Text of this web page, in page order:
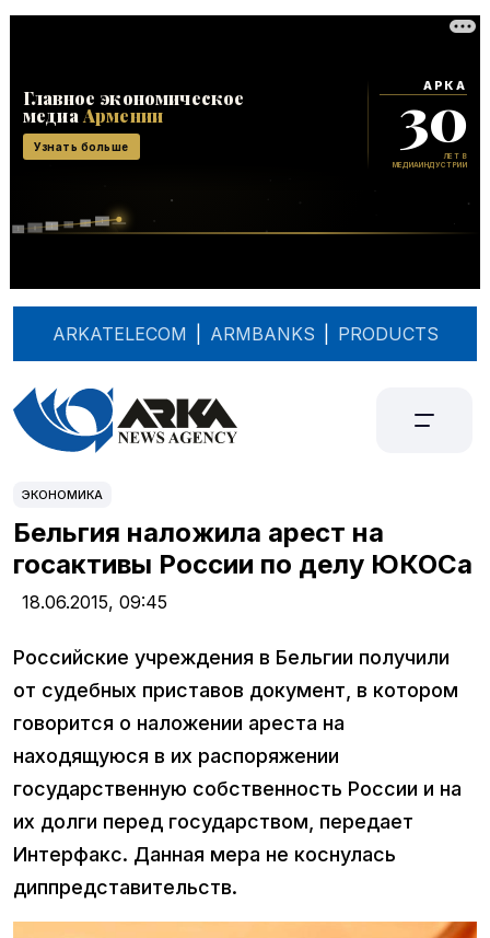
ARKATELECOM ARMBANKS PRODUCTS
ЭКОНОМИКА
Бельгия наложила арест на
госактивы России по делу ЮКОСа
18.06.2015, 09:45
Российские учреждения в Бельгии получили
от судебных приставов документ, в котором
говорится о наложении ареста на
находящуюся в их распоряжении
государственную собственность России и на
их долги перед государством, передает
Интерфакс. Данная мера не коснулась
диппредставительств.